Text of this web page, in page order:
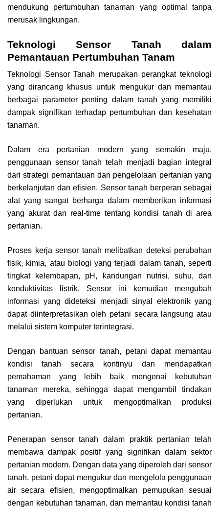
mendukung pertumbuhan tanaman yang optimal tanpa
merusak lingkungan.
Teknologi Sensor Tanah dalam
Pemantauan Pertumbuhan Tanam
Teknologi Sensor Tanah merupakan perangkat teknologi
yang dirancang khusus untuk mengukur dan memantau
berbagai parameter penting dalam tanah yang memiliki
dampak signifikan terhadap pertumbuhan dan kesehatan
tanaman.
Dalam era pertanian modern yang semakin maju,
penggunaan sensor tanah telah menjadi bagian integral
dari strategi pemantauan dan pengelolaan pertanian yang
berkelanjutan dan efisien. Sensor tanah berperan sebagai
alat yang sangat berharga dalam memberikan informasi
yang akurat dan real-time tentang kondisi tanah di area
pertanian.
Proses kerja sensor tanah melibatkan deteksi perubahan
fisik, kimia, atau biologi yang terjadi dalam tanah, seperti
tingkat kelembapan, pH, kandungan nutrisi, suhu, dan
konduktivitas listrik. Sensor ini kemudian mengubah
informasi yang dideteksi menjadi sinyal elektronik yang
dapat diinterpretasikan oleh petani secara langsung atau
melalui sistem komputer terintegrasi.
Dengan bantuan sensor tanah, petani dapat memantau
kondisi tanah secara kontinyu dan mendapatkan
pemahaman yang lebih baik mengenai kebutuhan
tanaman mereka, sehingga dapat mengambil tindakan
yang diperlukan untuk mengoptimalkan produksi
pertanian.
Penerapan sensor tanah dalam praktik pertanian telah
membawa dampak positif yang signifikan dalam sektor
pertanian modern. Dengan data yang diperoleh dari sensor
tanah, petani dapat mengukur dan mengelola penggunaan
air secara efisien, mengoptimalkan pemupukan sesuai
dengan kebutuhan tanaman, dan memantau kondisi tanah